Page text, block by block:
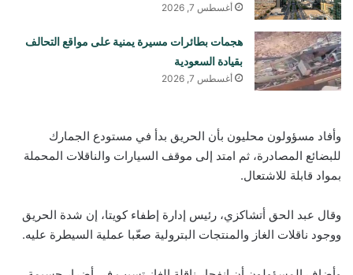
أغسطس 7, 2026
هجمات بطائرات مسيرة يمنية على مواقع التحالف
بقيادة السعودية
أغسطس 7, 2026
وأفاد مسؤولون محليون بأن الحريق بدأ في مستودع الجمارك
للبضائع المصادرة، ثم امتد إلى موقف السيارات والناقلات المحملة
بمواد قابلة للاشتعال.
وقال عبد الحق أتشاكزي، رئيس إدارة إطفاء كويتا، إن شدة الحريق
ووجود ناقلات الغاز والمنتجات البترولية صعّبا عملية السيطرة عليه.